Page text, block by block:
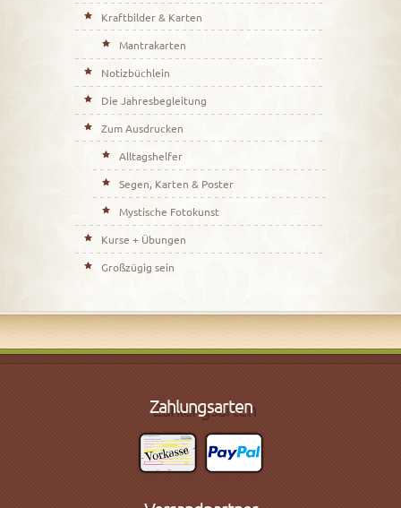
Kraftbilder & Karten
Mantrakarten
Notizbüchlein
Die Jahresbegleitung
Zum Ausdrucken
Alltagshelfer
Segen, Karten & Poster
Mystische Fotokunst
Kurse + Übungen
Großzügig sein
Zahlungsarten